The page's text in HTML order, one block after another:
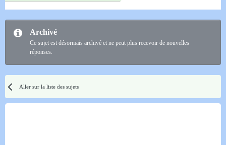
Archivé
Ce sujet est désormais archivé et ne peut plus recevoir de nouvelles
réponses.
Aller sur la liste des sujets